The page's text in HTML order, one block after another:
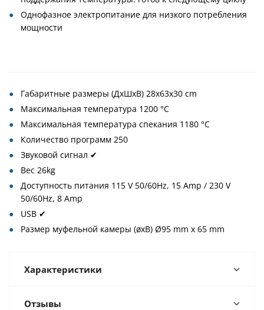
Однофазное электропитание для низкого потребления
мощности
Габаритные размеры (ДxШxВ) 28x63x30 cm
Максимальная температура 1200 °C
Максимальная температура спекания 1180 °C
Количество программ 250
Звуковой сигнал ✔
Вес 26kg
Доступность питания 115 V 50/60Hz, 15 Amp / 230 V
50/60Hz, 8 Amp
USB ✔
Размер муфельной камеры (øхВ) Ø95 mm x 65 mm
Характеристики
Отзывы